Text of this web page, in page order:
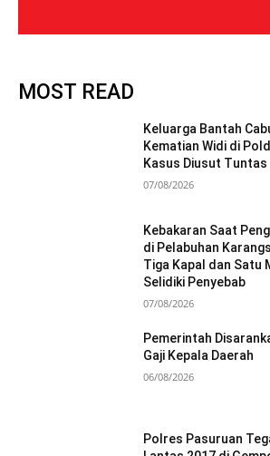
MOST READ
Keluarga Bantah
Kematian Widi di
Kasus Diusut Tuntas
07/08/2026
Kebakaran Saat
di Pelabuhan
Tiga Kapal dan Satu
Selidiki Penyebab
07/08/2026
Pemerintah
Gaji Kepala Daerah
06/08/2026
Polres Pasuruan